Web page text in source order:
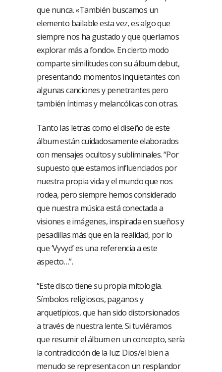
que nunca. «También buscamos un
elemento bailable esta vez, es algo que
siempre nos ha gustado y que queríamos
explorar más a fondo». En cierto modo
comparte similitudes con su álbum debut,
presentando momentos inquietantes con
algunas canciones y penetrantes pero
también íntimas y melancólicas con otras.
Tanto las letras como el diseño de este
álbum están cuidadosamente elaborados
con mensajes ocultos y subliminales. “Por
supuesto que estamos influenciados por
nuestra propia vida y el mundo que nos
rodea, pero siempre hemos considerado
que nuestra música está conectada a
visiones e imágenes, inspirada en sueños y
pesadillas más que en la realidad, por lo
que ‘Vyvyd’ es una referencia a este
aspecto…”.
“Este disco tiene su propia mitología.
Símbolos religiosos, paganos y
arquetípicos, que han sido distorsionados
a través de nuestra lente. Si tuviéramos
que resumir el álbum en un concepto, sería
la contradicción de la luz: Dios/el bien a
menudo se representa con un resplandor